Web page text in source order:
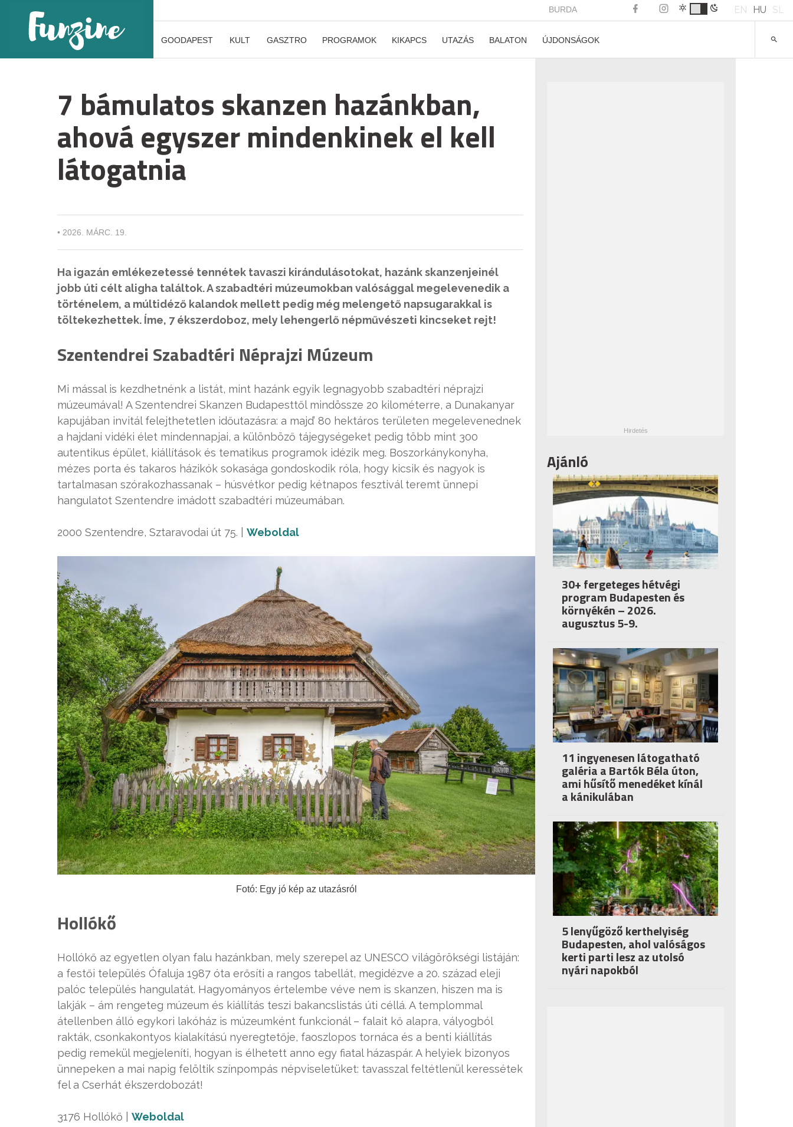
BURDA EN HU SL
GOODAPEST KULT GASZTRO PROGRAMOK KIKAPCS UTAZÁS BALATON ÚJDONSÁGOK
7 bámulatos skanzen hazánkban,
ahová egyszer mindenkinek el kell
látogatnia
• 2026. MÁRC. 19.
Ha igazán emlékezetessé tennétek tavaszi kirándulásotokat, hazánk skanzenjeinél
jobb úti célt aligha találtok. A szabadtéri múzeumokban valósággal megelevenedik a
történelem, a múltidéző kalandok mellett pedig még melengető napsugarakkal is
töltekezhettek. Íme, 7 ékszerdoboz, mely lehengerlő népművészeti kincseket rejt!
Szentendrei Szabadtéri Néprajzi Múzeum
Mi mással is kezdhetnénk a listát, mint hazánk egyik legnagyobb szabadtéri néprajzi
múzeumával! A Szentendrei Skanzen Budapesttől mindössze 20 kilométerre, a Dunakanyar
kapujában invitál felejthetetlen időutazásra: a majd’ 80 hektáros területen megelevenednek
a hajdani vidéki élet mindennapjai, a különböző tájegységeket pedig több mint 300
autentikus épület, kiállítások és tematikus programok idézik meg. Boszorkánykonyha,
mézes porta és takaros házikók sokasága gondoskodik róla, hogy kicsik és nagyok is
tartalmasan szórakozhassanak – húsvétkor pedig kétnapos fesztivál teremt ünnepi
hangulatot Szentendre imádott szabadtéri múzeumában.
2000 Szentendre, Sztaravodai út 75. | Weboldal
Fotó: Egy jó kép az utazásról
Hollókő
Hollókő az egyetlen olyan falu hazánkban, mely szerepel az UNESCO világörökségi listáján:
a festői település Ófaluja 1987 óta erősíti a rangos tabellát, megidézve a 20. század eleji
palóc település hangulatát. Hagyományos értelembe véve nem is skanzen, hiszen ma is
lakják – ám rengeteg múzeum és kiállítás teszi bakancslistás úti céllá. A templommal
átellenben álló egykori lakóház is múzeumként funkcionál – falait kő alapra, vályogból
rakták, csonkakontyos kialakítású nyeregtetője, faoszlopos tornáca és a benti kiállítás
pedig remekül megjeleníti, hogyan is élhetett anno egy fiatal házaspár. A helyiek bizonyos
ünnepeken a mai napig felöltik színpompás népviseletüket: tavasszal feltétlenül keressétek
fel a Cserhát ékszerdobozát!
3176 Hollókő | Weboldal
Ajánló
30+ fergeteges hétvégi
program Budapesten és
környékén – 2026.
augusztus 5-9.
11 ingyenesen látogatható
galéria a Bartók Béla úton,
ami hűsítő menedéket kínál
a kánikulában
5 lenyűgöző kerthelyiség
Budapesten, ahol valóságos
kerti parti lesz az utolsó
nyári napokból